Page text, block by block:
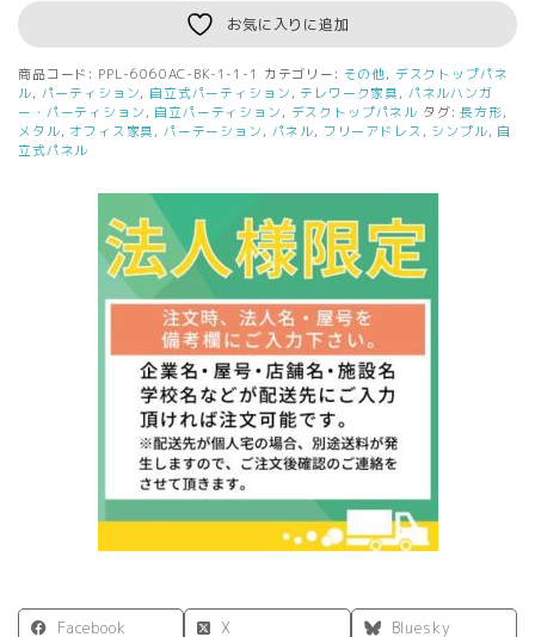
カ
ラ
脚
ア
ク
リ
W600×H600
お気に入りに追加
商品コード: PPL-6060AC-BK-1-1-1 カテゴリー: その他, デスクトップパネ
ル, パーティション, 自立式パーティション , テレワーク家具 , パネルハンガ
ー・パーティション , 自立パーティション , デスクトップパネル タグ:長方形,
メタル, オフィス家具 , パーテーション , パネル, フリーアドレス , シンプル, 自
立式パネル
Facebook X
Bluesky